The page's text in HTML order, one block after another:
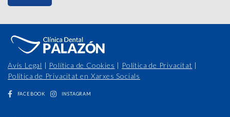
Avís Legal | Política de Cookies | Política de Privacitat |
Política de Privacitat en Xarxes Socials
FACEBOOK INSTAGRAM